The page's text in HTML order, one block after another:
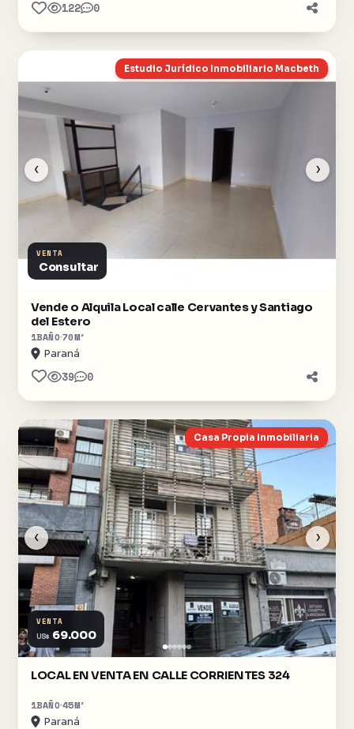
122 0
‹ ›
Estudio Jurídico Inmobiliario Macbeth
VENTA
Consultar
Vende o Alquila Local calle Cervantes y Santiago
del Estero
1BAÑO70M²
Paraná
39 0
‹ ›
Casa Propia Inmobiliaria
VENTA
US$ 69.000
LOCAL EN VENTA EN CALLE CORRIENTES 324
1BAÑO45M²
Paraná